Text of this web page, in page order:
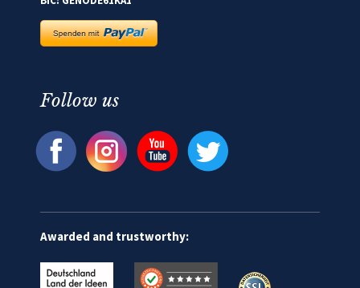
Follow us
Awarded and trustworthy: